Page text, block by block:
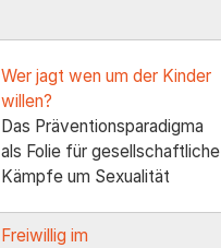
Wer jagt wen um der Kinder
willen?
Das Präventionsparadigma
als Folie für gesellschaftliche
Kämpfe um Sexualität
Freiwillig im